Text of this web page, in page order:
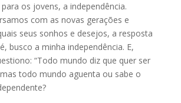
os jovens, a independência.
com as novas gerações e
seus sonhos e desejos, a resposta
busco a minha independência. E,
“Todo mundo diz que quer ser
todo mundo aguenta ou sabe o